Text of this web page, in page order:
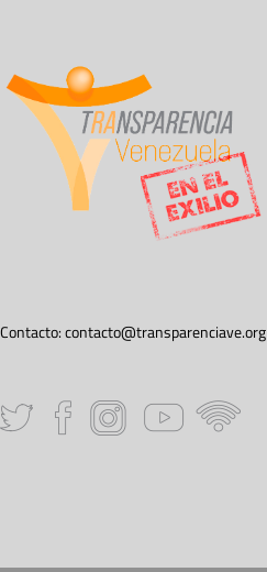
Contacto:contacto@transparenciave.org